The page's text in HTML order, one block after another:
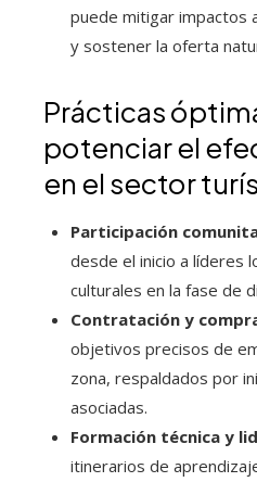
puede mitigar impactos
y sostener la oferta
Prácticas
potenciar el
en el sector
Participación
desde el inicio a líderes
culturales en la fase de
Contratación y
objetivos precisos de
zona, respaldados por
asociadas.
Formación técnica y
itinerarios de